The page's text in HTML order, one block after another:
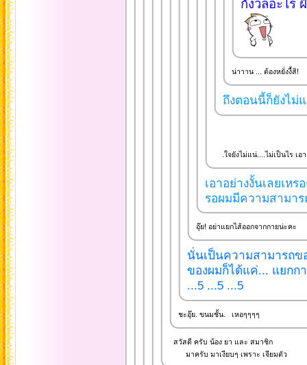
กังวลอะไร
น่าาาน ... ต้องหยั่งงี้สิ!
ถึงตอนนี้ก็ยังไม่
.ใจยังไม่แน่....ไม่เป็นไร เอ
เอาอย่างงั้นเลยเหร
รอผมมีความสามาร
อุ๊ย! อย่าแยกไส้ออกจากกายน่ะคะ
นั่นเป็นความสามารถข
ของผมก็ได้แค่... แยกก
...5 ...5 ...5
ชะอุ๊ย. ขนมชั้น. เหอๆๆๆๆ
สวัสดี ครับ น้อง ยา และ สมาชิก
มาครับ มาเงียบๆ เพราะ เจียมตัว